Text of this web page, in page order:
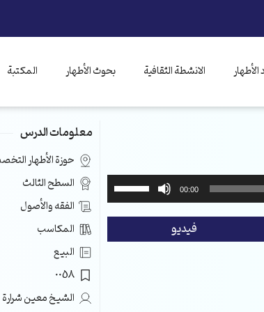
الانشطة الثقافية بحوث الأطهار المكتبة
00:00
استخدم
الأسهم
فيديو
معلومات الدرس
حوزة الأطهار
السطح الثالث
الفقه والأصول
المكاسب
البيع
0058
الشيخ معين شرارة